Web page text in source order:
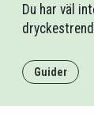
Du har väl
Guider